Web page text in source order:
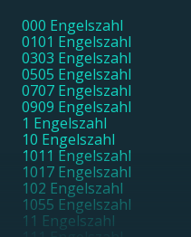
000 Engelszahl
0101 Engelszahl
0303 Engelszahl
0505 Engelszahl
0707 Engelszahl
0909 Engelszahl
1 Engelszahl
10 Engelszahl
1011 Engelszahl
1017 Engelszahl
102 Engelszahl
1055 Engelszahl
11 Engelszahl